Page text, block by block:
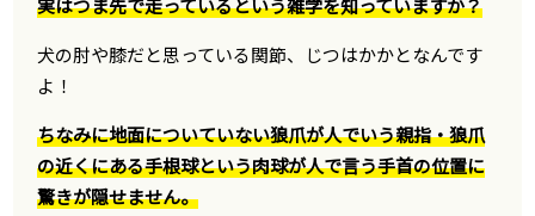
実はつま先で走っているという雑学を知っていますか？
犬の肘や膝だと思っている関節、じつはかかとなんです
よ！
ちなみに地面についていない狼爪が人でいう親指・狼爪
の近くにある手根球という肉球が人で言う手首の位置に
驚きが隠せません。